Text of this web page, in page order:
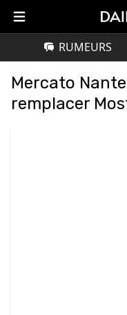
RUMEURS
Mercato
remplacer